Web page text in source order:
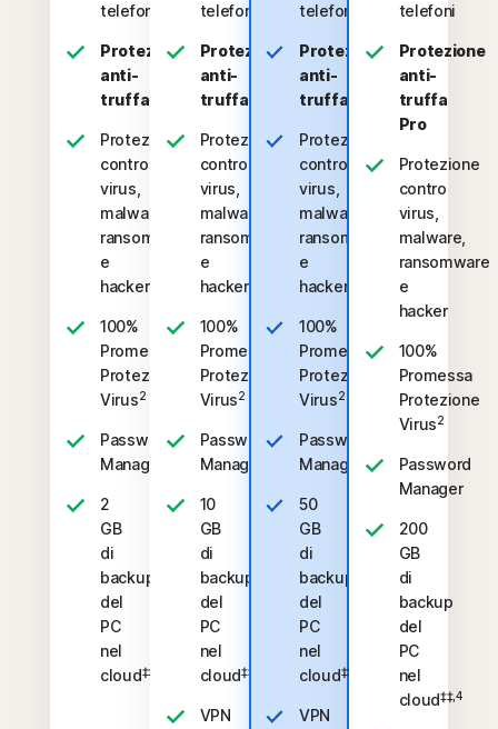
telefono
Protezione
anti-
truffa
Protezione
contro
virus,
malware,
ransomware
e
hacker
100%
Promessa
Protezione
Virus2
Password
Manager
2
GB
di
backup
del
PC
nel
cloud‡‡,4
telefono
Protezione
anti-
truffa
Protezione
contro
virus,
malware,
ransomware
e
hacker
100%
Promessa
Protezione
Virus2
Password
Manager
10
GB
di
backup
del
PC
nel
cloud‡‡,4
VPN
telefoni
Protezione
anti-
truffa
Protezione
contro
virus,
malware,
ransomware
e
hacker
100%
Promessa
Protezione
Virus2
Password
Manager
50
GB
di
backup
del
PC
nel
cloud‡‡,4
VPN
telefoni
Protezione
anti-
truffa
Pro
Protezione
contro
virus,
malware,
ransomware
e
hacker
100%
Promessa
Protezione
Virus2
Password
Manager
200
GB
di
backup
del
PC
nel
cloud‡‡,4